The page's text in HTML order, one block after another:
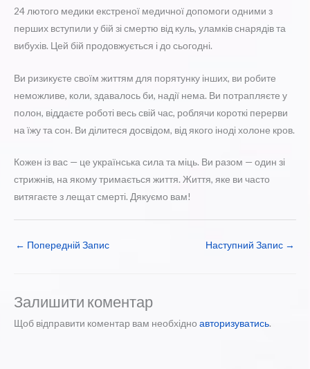
24 лютого медики екстреної медичної допомоги одними з
перших вступили у бій зі смертю від куль, уламків снарядів та
вибухів. Цей бій продовжується і до сьогодні.
Ви ризикуєте своїм життям для порятунку інших, ви робите
неможливе, коли, здавалось би, надії нема. Ви потрапляєте у
полон, віддаєте роботі весь свій час, роблячи короткі перерви
на їжу та сон. Ви ділитеся досвідом, від якого іноді холоне кров.
Кожен із вас — це українська сила та міць. Ви разом — один зі
стрижнів, на якому тримається життя. Життя, яке ви часто
витягаєте з лещат смерті. Дякуємо вам!
← Попередній Запис Наступний Запис →
Залишити коментар
Щоб відправити коментар вам необхідно авторизуватись.